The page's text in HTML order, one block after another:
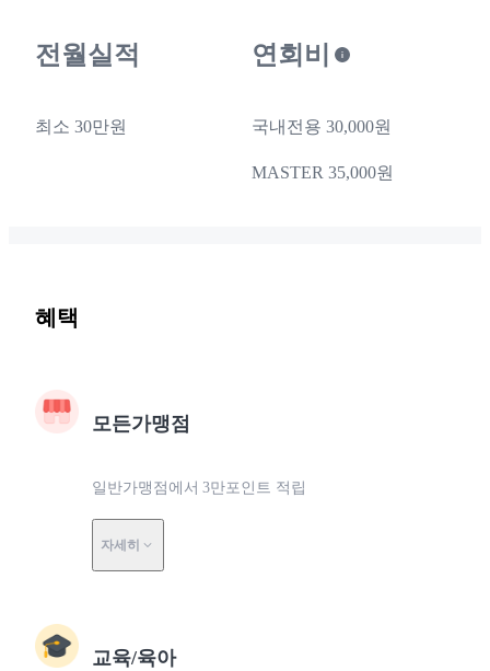
전월실적
최소 30만원
연회비
국내전용 30,000원
MASTER 35,000원
혜택
모든가맹점
일반가맹점에서 3만포인트 적립
자세히
교육/육아